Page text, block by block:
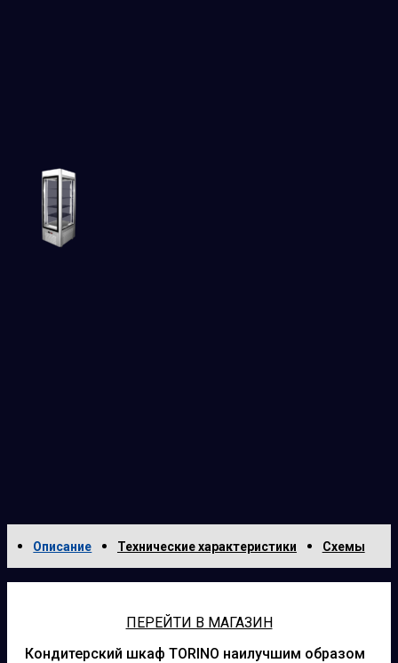
Описание Технические характеристики Схемы
ПЕРЕЙТИ В МАГАЗИН
Кондитерский шкаф TORINO наилучшим образом